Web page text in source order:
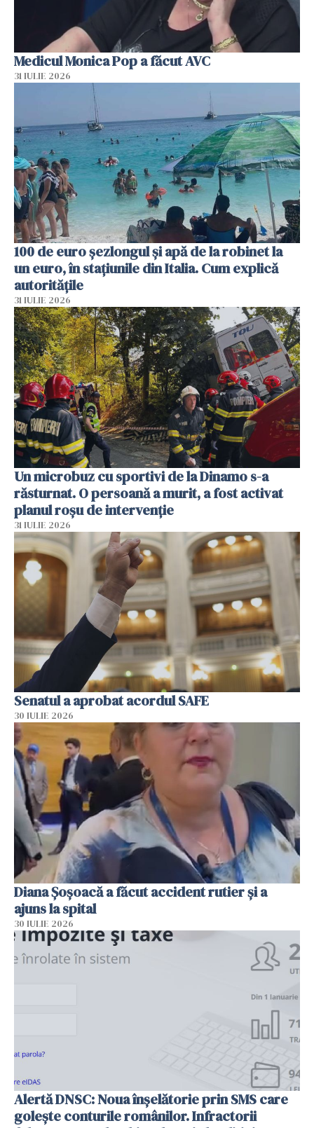
Medicul Monica Pop a făcut AVC
31 IULIE 2026
100 de euro șezlongul și apă de la robinet la
un euro, în stațiunile din Italia. Cum explică
autoritățile
31 IULIE 2026
Un microbuz cu sportivi de la Dinamo s-a
răsturnat. O persoană a murit, a fost activat
planul roșu de intervenție
31 IULIE 2026
Senatul a aprobat acordul SAFE
30 IULIE 2026
Diana Șoșoacă a făcut accident rutier și a
ajuns la spital
30 IULIE 2026
Alertă DNSC: Noua înșelătorie prin SMS care
golește conturile românilor. Infractorii